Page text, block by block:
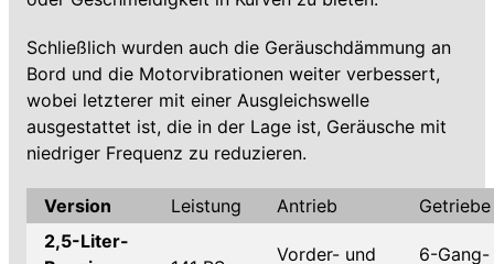
Schließlich wurden auch die Geräuschdämmung an
Bord und die Motorvibrationen weiter verbessert,
wobei letzterer mit einer Ausgleichswelle
ausgestattet ist, die in der Lage ist, Geräusche mit
niedriger Frequenz zu reduzieren.
Version Leistung Antrieb
Getriebe
2,5-Liter-
Vorder- und
6-Gang-